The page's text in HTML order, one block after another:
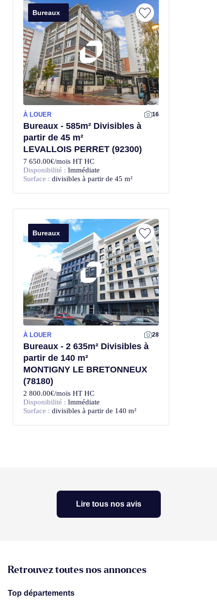
Bureaux
Offre Exclusive
À LOUER 16
Bureaux - 585m² Divisibles à
partir de 45 m²
LEVALLOIS PERRET (92300)
7 650.00€/mois HT HC
Disponibilité : Immédiate
Surface : divisibles à partir de 45 m²
Bureaux
À LOUER 28
Bureaux - 2 635m² Divisibles à
partir de 140 m²
MONTIGNY LE BRETONNEUX
(78180)
2 800.00€/mois HT HC
Disponibilité : Immédiate
Surface : divisibles à partir de 140 m²
Lire tous nos avis
Retrouvez toutes nos annonces
Top départements